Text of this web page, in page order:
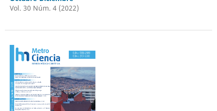
Vol. 30 Núm. 4 (2022)